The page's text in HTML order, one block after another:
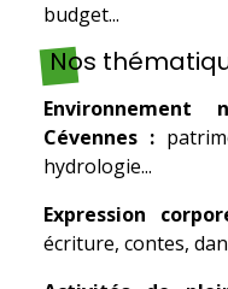
budget...
Nos
Cévennes :
hydrologie...
Expression
écriture, contes,